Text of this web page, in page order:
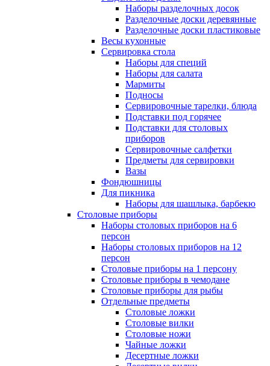
Наборы разделочных досок
Разделочные доски деревянные
Разделочные доски пластиковые
Весы кухонные
Сервировка стола
Наборы для специй
Наборы для салата
Мармиты
Подносы
Сервировочные тарелки, блюда
Подставки под горячее
Подставки для столовых
приборов
Сервировочные салфетки
Предметы для сервировки
Вазы
Фондюшницы
Для пикника
Наборы для шашлыка, барбекю
Столовые приборы
Наборы столовых приборов на 6
персон
Наборы столовых приборов на 12
персон
Столовые приборы на 1 персону
Столовые приборы в чемодане
Столовые приборы для рыбы
Отдельные предметы
Столовые ложки
Столовые вилки
Столовые ножи
Чайные ложки
Десертные ложки